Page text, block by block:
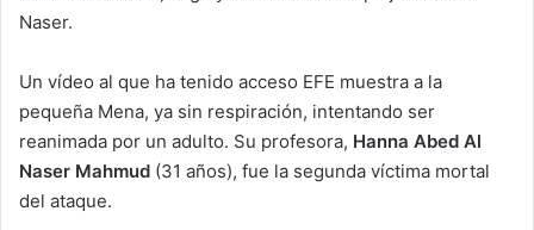
Naser.
Un vídeo al que ha tenido acceso EFE muestra a la
pequeña Mena, ya sin respiración, intentando ser
reanimada por un adulto. Su profesora, Hanna Abed Al
Naser Mahmud (31 años), fue la segunda víctima mortal
del ataque.